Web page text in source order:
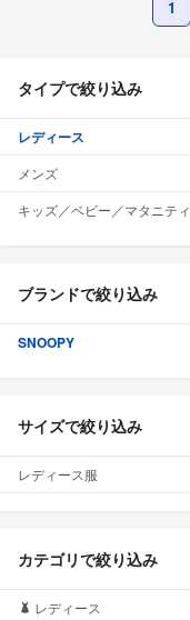
1
タイプで絞り込み
レディース
メンズ
キッズ／ベビー／マタニティ
ブランドで絞り込み
SNOOPY
サイズで絞り込み
レディース服
カテゴリで絞り込み
レディース